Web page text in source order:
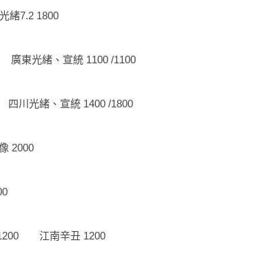
7.2 1800
東光緒、宣統 1100 /1100
光緒、宣統 1400 /1800
2000
江南辛丑 1200